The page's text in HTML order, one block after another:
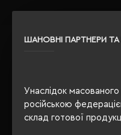
ШАНОВНІ ПАРТНЕРИ ТА
Унаслідок
російською
склад готової
Також Ви можете
+380444928603
, і наші
проконсультують і